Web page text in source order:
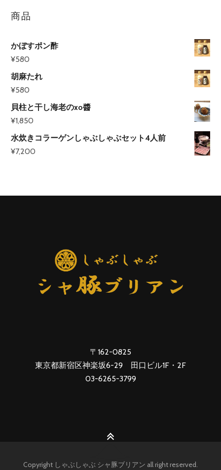
商品
かぼすポン酢
¥580
胡麻たれ
¥580
貝柱と干し海老のxo醬
¥1,850
水炊きコラーゲンしゃぶしゃぶセット4人前
¥7,200
〒162-0825
東京都新宿区神楽坂6-29 田口ビル1F・2F
03-6265-3799
Copyright しゃぶしゃぶ シャ豚ブリアン all right reserved.